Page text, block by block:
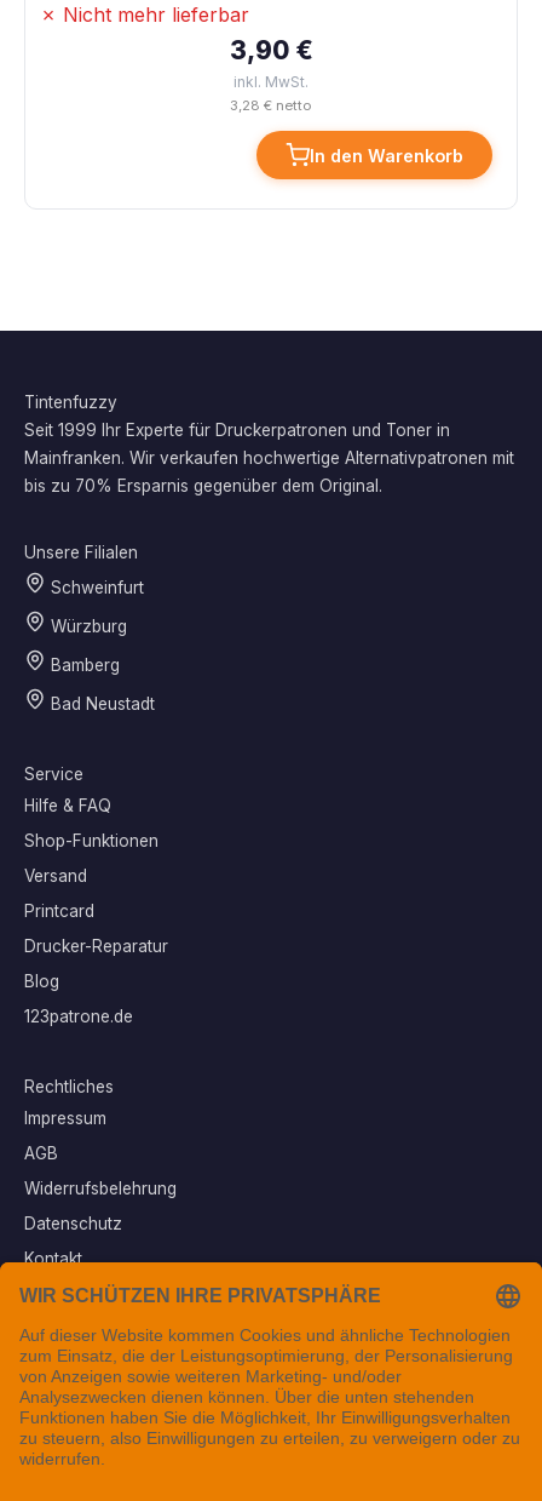
✗ Nicht mehr lieferbar
3,90 €
inkl. MwSt.
3,28 € netto
In den Warenkorb
Tintenfuzzy
Seit 1999 Ihr Experte für Druckerpatronen und Toner in
Mainfranken. Wir verkaufen hochwertige Alternativpatronen mit
bis zu 70% Ersparnis gegenüber dem Original.
Unsere Filialen
Schweinfurt
Würzburg
Bamberg
Bad Neustadt
Service
Hilfe & FAQ
Shop-Funktionen
Versand
Printcard
Drucker-Reparatur
Blog
123patrone.de
Rechtliches
Impressum
AGB
Widerrufsbelehrung
Datenschutz
Kontakt
Vertrag widerrufen
Sichere Zahlungsarten